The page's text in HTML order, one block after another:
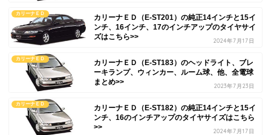
カリーナＥＤ
カリーナＥＤ（E-ST201）の純正14インチと15イ
ンチ、16インチ、17のインチアップのタイヤサイ
ズはこちら>>
2024年7月17日
カリーナＥＤ
カリーナＥＤ（E-ST183）のヘッドライト、ブレ
ーキランプ、ウィンカー、ルーム球、他、全電球
まとめ>>
2023年7月23日
カリーナＥＤ
カリーナＥＤ（E-ST182）の純正14インチと15イ
ンチ、16のインチアップのタイヤサイズはこちら
>>
2024年7月17日